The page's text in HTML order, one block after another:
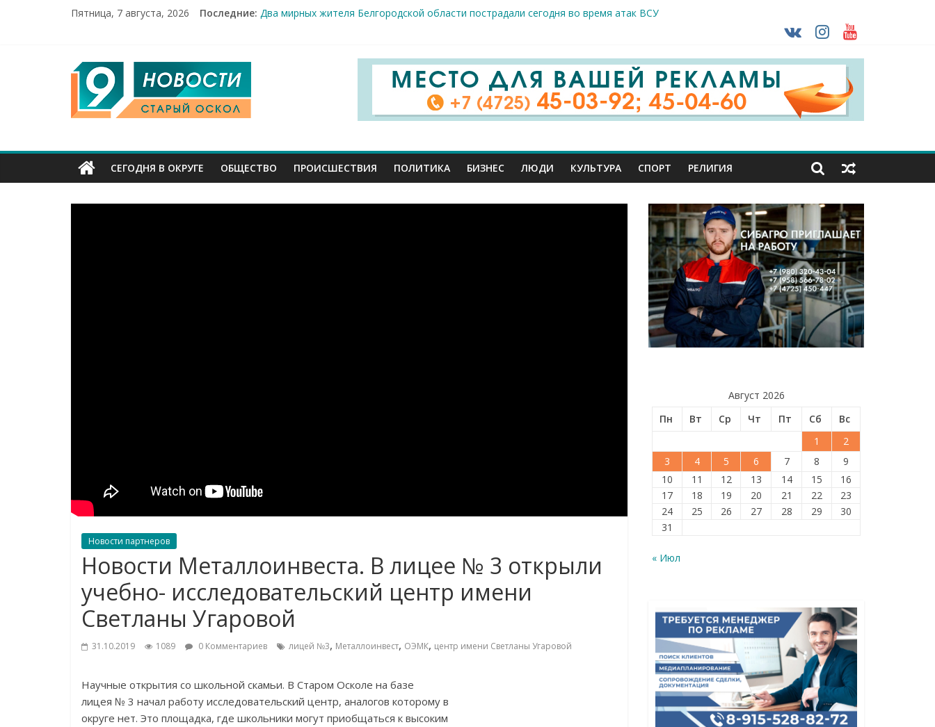
Пятница, 7 августа, 2026 Последние: Два мирных жителя Белгородской области пострадали сегодня во время атак ВСУ
100%-я раскрываемость особо тяжких преступлений: в Старооскольском отделе СК подвели итоги первого полугодия
Рейд по местам несанкционированной торговли: что и где можно продавать без штрафа?
«Купеческие салоны»: старооскольский краеведческий музей приглашает окунуться в прошлое
9
Канал
Старый
Оскол
СЕГОДНЯ В ОКРУГЕ ОБЩЕСТВО ПРОИСШЕСТВИЯ ПОЛИТИКА БИЗНЕС ЛЮДИ КУЛЬТУРА СПОРТ РЕЛИГИЯ
Новости партнеров
Новости Металлоинвеста. В лицее № 3 открыли
учебно- исследовательский центр имени
Светланы Угаровой
31.10.2019 1089 0 Комментариев лицей №3, Металлоинвест, ОЭМК, центр имени Светланы Угаровой
Научные открытия со школьной скамьи. В Старом Осколе на базе
лицея № 3 начал работу исследовательский центр, аналогов которому в
округе нет. Это площадка, где школьники могут приобщаться к высоким
Август 2026
Пн
Вт Ср Чт Пт Сб
Вс
1
2
3
4 5 6 7 8
9
10
11 12 13 14 15
16
17
18 19 20 21 22
23
24
25 26 27 28 29
30
31
« Июл